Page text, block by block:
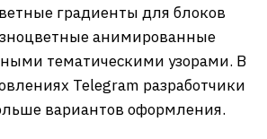
градиенты для блоков
анимированные
тематическими узорами. В
Telegram разработчики
вариантов оформления.